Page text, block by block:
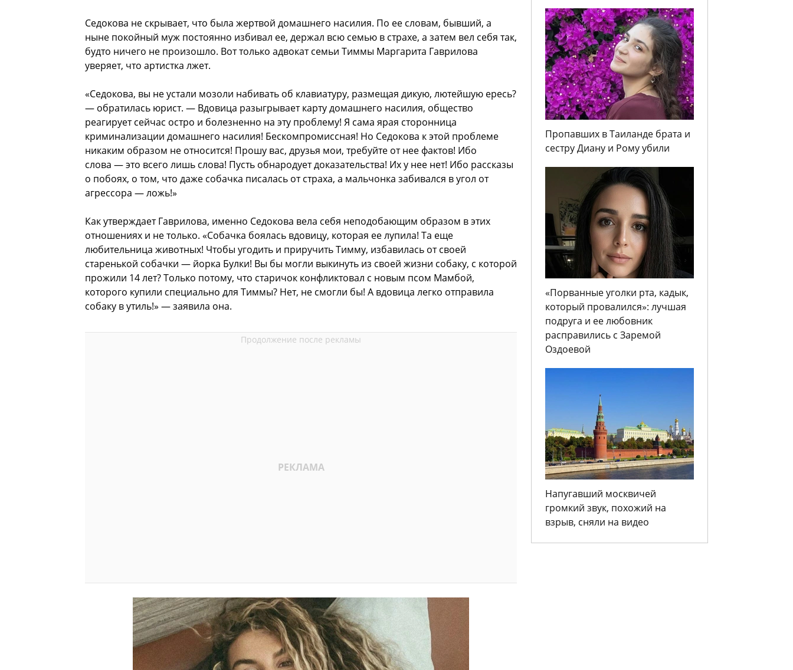
Седокова не скрывает, что была жертвой домашнего насилия. По ее словам, бывший, а
ныне покойный муж постоянно избивал ее, держал всю семью в страхе, а затем вел себя так,
будто ничего не произошло. Вот только адвокат семьи Тиммы Маргарита Гаврилова
уверяет, что артистка лжет.
«Седокова, вы не устали мозоли набивать об клавиатуру, размещая дикую, лютейшую ересь?
— обратилась юрист. — Вдовица разыгрывает карту домашнего насилия, общество
реагирует сейчас остро и болезненно на эту проблему! Я сама ярая сторонница
криминализации домашнего насилия! Бескомпромиссная! Но Седокова к этой проблеме
никаким образом не относится! Прошу вас, друзья мои, требуйте от нее фактов! Ибо
слова — это всего лишь слова! Пусть обнародует доказательства! Их у нее нет! Ибо рассказы
о побоях, о том, что даже собачка писалась от страха, а мальчонка забивался в угол от
агрессора — ложь!»
Как утверждает Гаврилова, именно Седокова вела себя неподобающим образом в этих
отношениях и не только. «Собачка боялась вдовицу, которая ее лупила! Та еще
любительница животных! Чтобы угодить и приручить Тимму, избавилась от своей
старенькой собачки — йорка Булки! Вы бы могли выкинуть из своей жизни собаку, с которой
прожили 14 лет? Только потому, что старичок конфликтовал с новым псом Мамбой,
которого купили специально для Тиммы? Нет, не смогли бы! А вдовица легко отправила
собаку в утиль!» — заявила она.
Пропавших в Таиланде брата и
сестру Диану и Рому убили
«Порванные уголки рта, кадык,
который провалился»: лучшая
подруга и ее любовник
расправились с Заремой
Оздоевой
Напугавший москвичей
громкий звук, похожий на
взрыв, сняли на видео